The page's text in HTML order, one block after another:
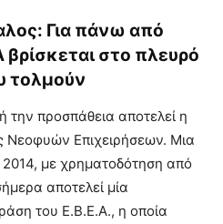
Για πάνω από
στο πλευρό
προσπάθεια αποτελεί η
Νεοφυών Επιχειρήσεων. Μια
με χρηματοδότηση από
αποτελεί μία
του Ε.Β.Ε.Α., η οποία